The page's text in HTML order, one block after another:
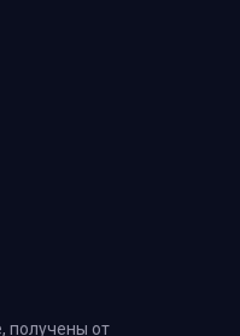
получены от